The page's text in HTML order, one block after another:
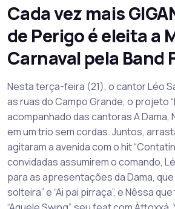
Cada vez mais
de Perigo é eleita a
Carnaval pela Band
Nesta terça-feira (21), o cantor Léo
as ruas do Campo Grande, o projeto
acompanhado das cantoras A Dama,
em um trio sem cordas. Juntos,
agitaram a avenida com o hit
convidadas assumirem o comando,
para as apresentações da Dama, que
solteira” e “Ai pai pirraça”, e Nêssa